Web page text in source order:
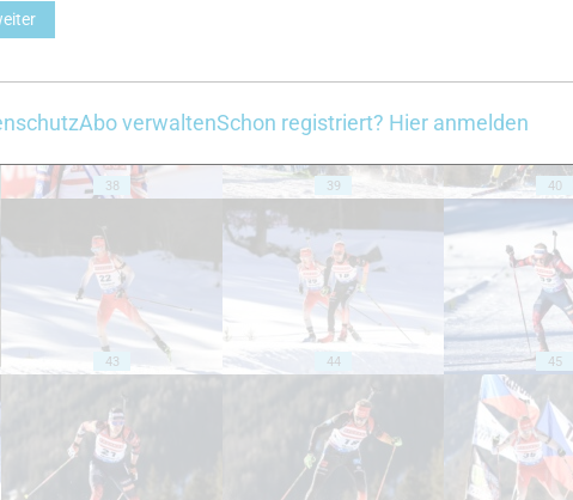
38 39 40
43 44 45
Abo verwaltenSchon registriert? Hier anmelden